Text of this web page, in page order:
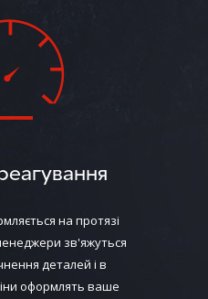
на протязі
зв'яжуться
деталей і в
оформлять ваше